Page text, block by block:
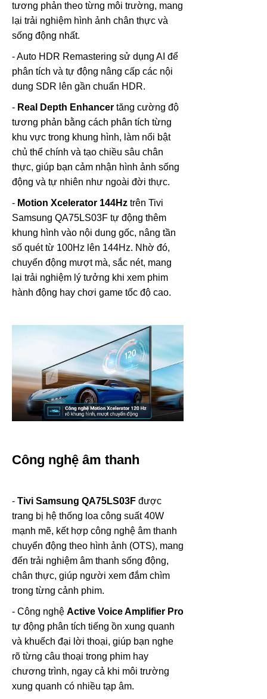
tương phản theo từng môi trường, mang
lại trải nghiệm hình ảnh chân thực và
sống động nhất.
- Auto HDR Remastering sử dụng AI để
phân tích và tự động nâng cấp các nội
dung SDR lên gần chuẩn HDR.
- Real Depth Enhancer tăng cường độ
tương phản bằng cách phân tích từng
khu vực trong khung hình, làm nổi bật
chủ thể chính và tạo chiều sâu chân
thực, giúp bạn cảm nhận hình ảnh sống
động và tự nhiên như ngoài đời thực.
- Motion Xcelerator 144Hz trên Tivi
Samsung QA75LS03F tự động thêm
khung hình vào nội dung gốc, nâng tần
số quét từ 100Hz lên 144Hz. Nhờ đó,
chuyển động mượt mà, sắc nét, mang
lại trải nghiệm lý tưởng khi xem phim
hành động hay chơi game tốc độ cao.
Công nghệ âm thanh
- Tivi Samsung QA75LS03F được
trang bị hệ thống loa công suất 40W
mạnh mẽ, kết hợp công nghệ âm thanh
chuyển động theo hình ảnh (OTS), mang
đến trải nghiệm âm thanh sống động,
chân thực, giúp người xem đắm chìm
trong từng cảnh phim.
- Công nghệ Active Voice Amplifier Pro
tự động phân tích tiếng ồn xung quanh
và khuếch đại lời thoại, giúp bạn nghe
rõ từng câu thoại trong phim hay
chương trình, ngay cả khi môi trường
xung quanh có nhiều tạp âm.